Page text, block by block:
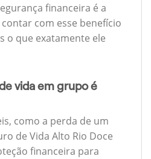
financeira é a
com esse benefício
o que exatamente ele
vida em grupo é
como a perda de um
de Vida Alto Rio Doce
financeira para